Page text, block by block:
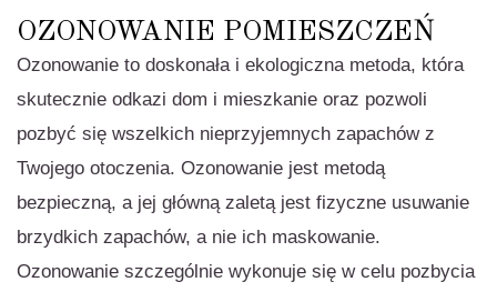
OZONOWANIE POMIESZCZEŃ
Ozonowanie to doskonała i ekologiczna metoda, która
skutecznie odkazi dom i mieszkanie oraz pozwoli
pozbyć się wszelkich nieprzyjemnych zapachów z
Twojego otoczenia. Ozonowanie jest metodą
bezpieczną, a jej główną zaletą jest fizyczne usuwanie
brzydkich zapachów, a nie ich maskowanie.
Ozonowanie szczególnie wykonuje się w celu pozbycia